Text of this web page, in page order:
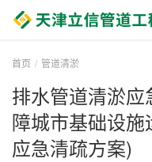
首页 管道清淤
排水管道清淤
障城市基础设
应急清疏方案)